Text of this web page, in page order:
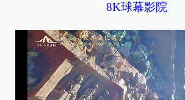
8K球幕影院